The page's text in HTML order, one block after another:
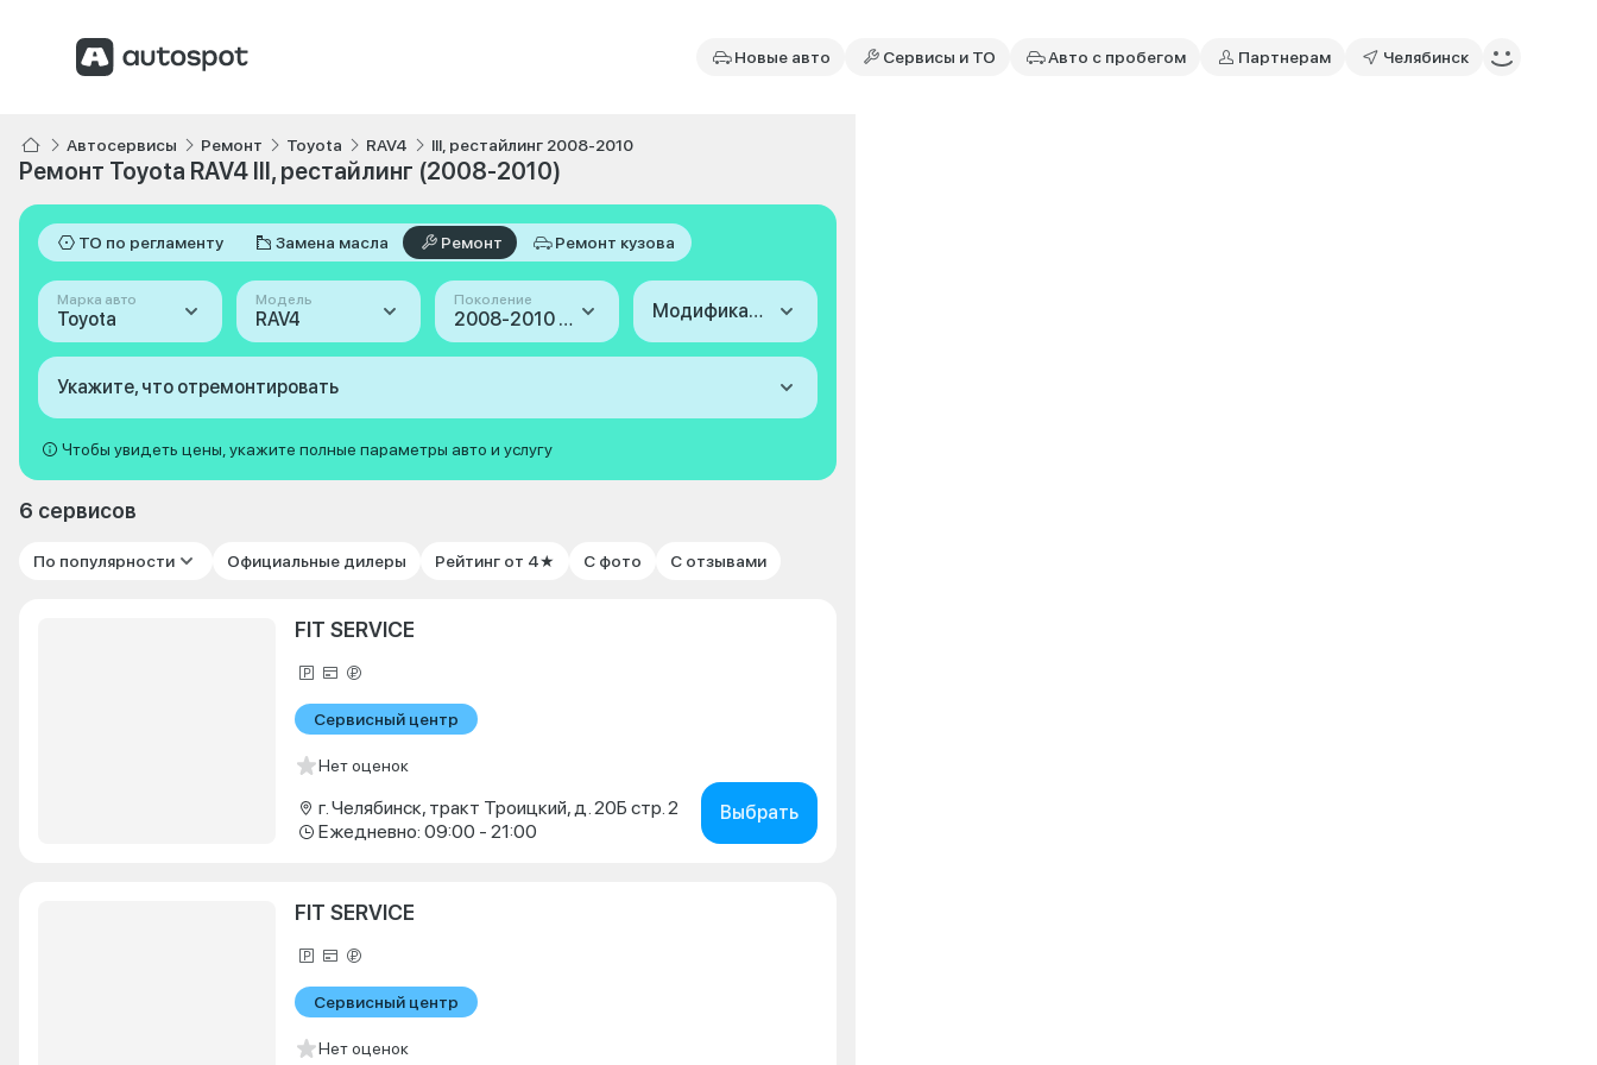
Новые авто Сервисы и ТО Авто с пробегом Партнерам Челябинск
Автосервисы Ремонт Toyota RAV4 III, рестайлинг 2008-2010
Ремонт Toyota RAV4 III, рестайлинг (2008-2010)
ТО по регламенту Замена масла Ремонт Ремонт кузова
Марка авто
Toyota
Модель
RAV4
Поколение
2008-2010 (III, рестайлинг) Модификация
Укажите, что отремонтировать
Чтобы увидеть цены, укажите полные параметры авто и услугу
6 сервисов
По популярности Официальные дилеры Рейтинг от 4★ С фото С отзывами
FIT SERVICE
Сервисный центр
Нет оценок
г. Челябинск, тракт Троицкий, д. 20Б стр. 2
Ежедневно: 09:00 - 21:00
Выбрать
FIT SERVICE
Сервисный центр
Нет оценок